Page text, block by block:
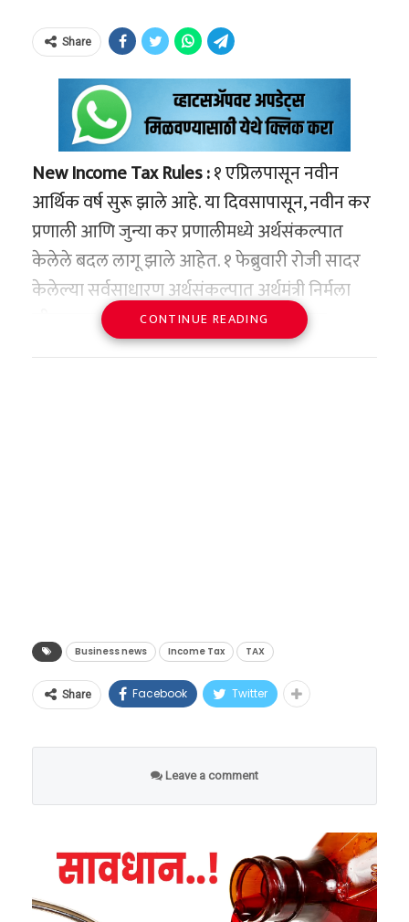
Share
New Income Tax Rules :१ एप्रिलपासून नवीन
आर्थिक वर्ष सुरू झाले आहे. या दिवसापासून, नवीन कर
प्रणाली आणि जुन्या कर प्रणालीमध्ये अर्थसंकल्पात
केलेले बदल लागू झाले आहेत. १ फेब्रुवारी रोजी सादर
केलेल्या सर्वसाधारण अर्थसंकल्पात अर्थमंत्री निर्मला
सीतारमण यांनी नवीन कर प्रणालीमध्ये १२ लाख
रुपयांपर्यंत उत्पन्न असलेल्यांचा कर शून्य केला होता.
नवीन करप्रणालीमध्ये, सरकार १२ लाख रुपयांपर्यंतच्या
उत्पन्नावर कोणताही कर आकारत नाही. याशिवाय,
CONTINUE READING
Business news Income Tax TAX
Share Facebook Twitter
Leave a comment